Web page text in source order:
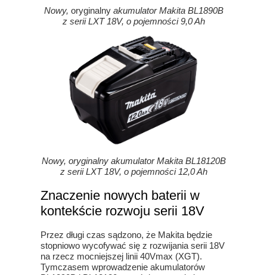
Nowy, oryginalnyakumulator Makita BL1890B
z serii LXT 18V, o pojemności 9,0 Ah
Nowy, oryginalny akumulator Makita BL18120B
z serii LXT 18V, o pojemności 12,0 Ah
Znaczenie nowych baterii w
kontekście rozwoju serii 18V
Przez długi czas sądzono, że Makita będzie
stopniowo wycofywać się z rozwijania serii 18V
na rzecz mocniejszej linii 40Vmax (XGT).
Tymczasem wprowadzenie akumulatorów